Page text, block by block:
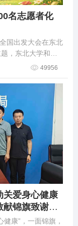
名志愿者化
国出发大会在东北
，东北大学和联
。
49956
关爱身心健康
锦旗致谢职
康”，一面锦旗，